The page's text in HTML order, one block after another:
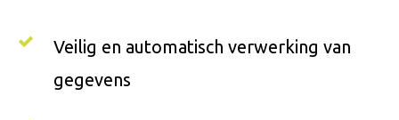
Veilig en automatisch verwerking van
gegevens